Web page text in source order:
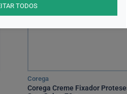
Corega
Corega Creme Fixador
TODOS